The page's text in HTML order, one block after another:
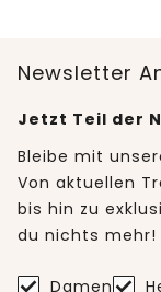
Newsletter
Jetzt Teil der
Bleibe mit
Von aktuellen
bis hin zu
du nichts mehr!
Damen